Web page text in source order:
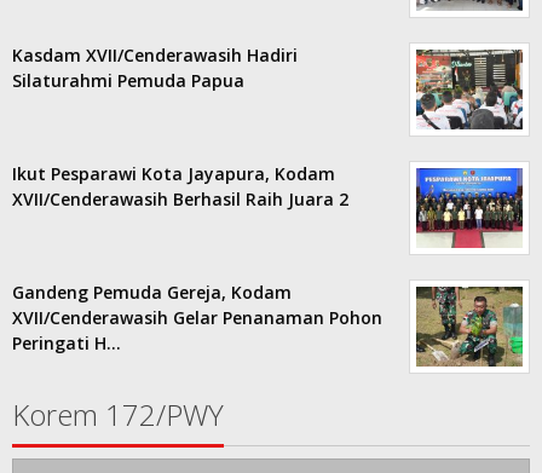
Kasdam XVII/Cenderawasih Hadiri
Silaturahmi Pemuda Papua
Ikut Pesparawi Kota Jayapura, Kodam
XVII/Cenderawasih Berhasil Raih Juara 2
Gandeng Pemuda Gereja, Kodam
XVII/Cenderawasih Gelar Penanaman Pohon
Peringati H…
Korem 172/PWY